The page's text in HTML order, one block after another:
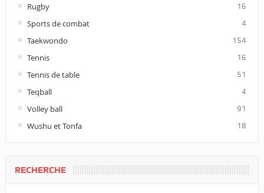
Rugby 16
Sports de combat 4
Taekwondo 154
Tennis 16
Tennis de table 51
Teqball 4
Volley ball 91
Wushu et Tonfa 18
RECHERCHE